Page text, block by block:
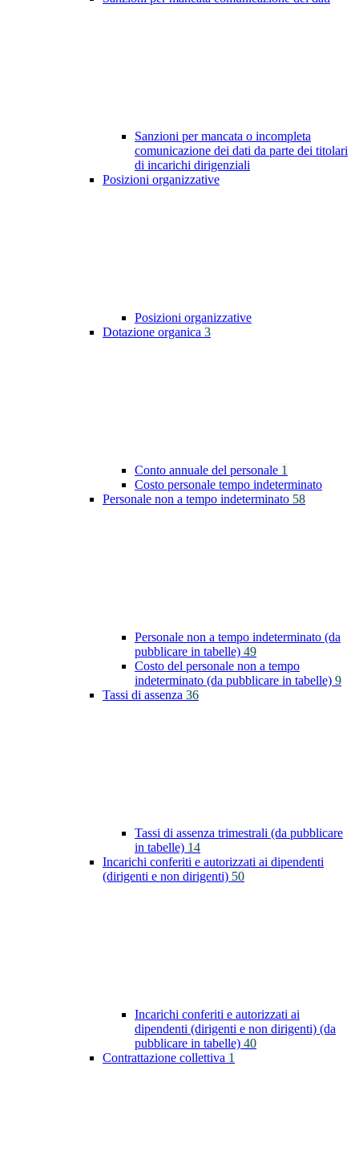
Sanzioni per mancata o incompleta
comunicazione dei dati da parte dei titolari
di incarichi dirigenziali
Posizioni organizzative
Posizioni organizzative
Dotazione organica 3
Conto annuale del personale 1
Costo personale tempo indeterminato
Personale non a tempo indeterminato 58
Personale non a tempo indeterminato (da
pubblicare in tabelle) 49
Costo del personale non a tempo
indeterminato (da pubblicare in tabelle) 9
Tassi di assenza 36
Tassi di assenza trimestrali (da pubblicare
in tabelle) 14
Incarichi conferiti e autorizzati ai dipendenti
(dirigenti e non dirigenti) 50
Incarichi conferiti e autorizzati ai
dipendenti (dirigenti e non dirigenti) (da
pubblicare in tabelle) 40
Contrattazione collettiva 1